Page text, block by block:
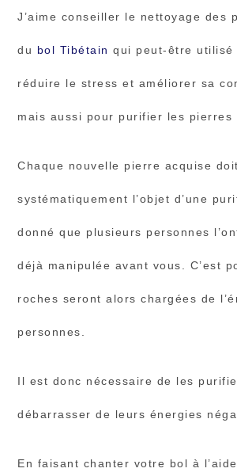
J’aime conseiller le nettoyage des
du bol Tibétain qui peut-être utilisé
réduire le stress et améliorer sa
mais aussi pour purifier les pierres
Chaque nouvelle pierre acquise
systématiquement l’objet d’une
donné que plusieurs personnes
déjà manipulée avant vous. C’est
roches seront alors chargées de
personnes.
Il est donc nécessaire de les
débarrasser de leurs énergies
En faisant chanter votre bol à